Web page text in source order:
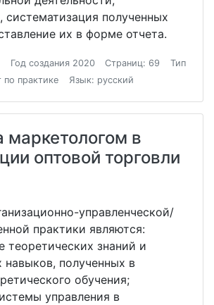
систематизация полученных
их в форме отчета.
Год создания 2020 Страниц: 69
Тип
по практике
Язык: русский
маркетологом в
оптовой торговли
управленческой/
практики являются:
теоретических знаний и
навыков, полученных в
обучения;
управления в